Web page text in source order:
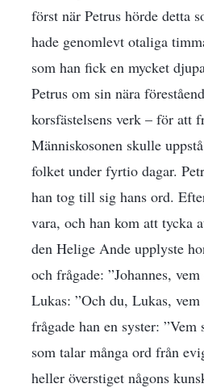
först när Petrus hörde detta
hade genomlevt otaliga
som han fick en mycket
Petrus om sin nära
korsfästelsens verk – för att
Människosonen skulle
folket under fyrtio dagar.
han tog till sig hans ord.
vara, och han kom att tycka
den Helige Ande upplyste
och frågade: ”Johannes,
Lukas: ”Och du, Lukas, vem
frågade han en syster:
som talar många ord från
heller överstiget någons